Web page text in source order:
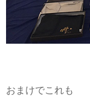
おまけでこれも